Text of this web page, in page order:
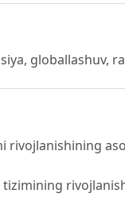
globallashuv,
rivojlanishining